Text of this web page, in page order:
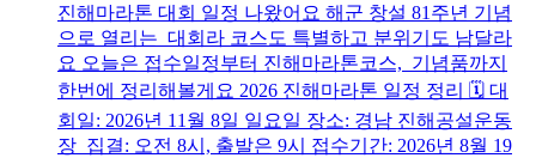
진해마라톤 대회 일정 나왔어요 해군 창설 81주년 기념
으로 열리는 대회라 코스도 특별하고 분위기도 남달라
요 오늘은 접수일정부터 진해마라톤코스, 기념품까지
한번에 정리해볼게요 2026 진해마라톤 일정 정리 🗓️ 대
회일: 2026년 11월 8일 일요일 장소: 경남 진해공설운동
장 집결: 오전 8시, 출발은 9시 접수기간: 2026년 8월 19